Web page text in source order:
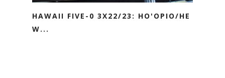
HAWAII FIVE-0 3X22/23: HO'OPIO/HE
W...